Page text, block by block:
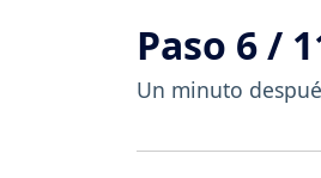
Paso 6 /
Un minuto